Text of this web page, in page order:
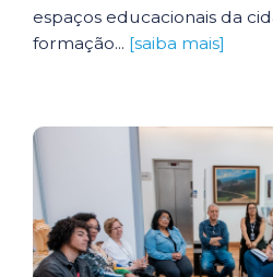
espaços educacionais da
formação... [saiba mais]